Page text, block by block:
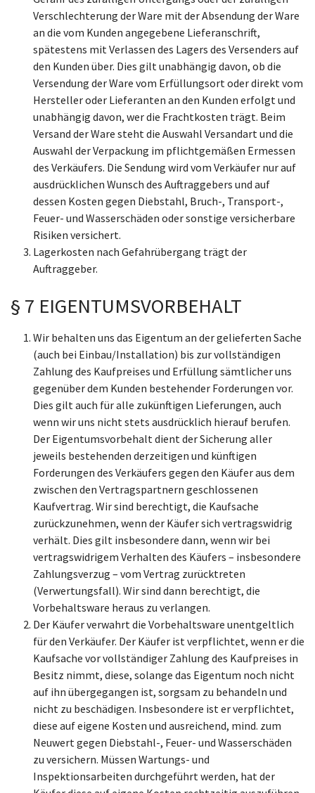
Verschlechterung der Ware mit der Absendung der Ware
an die vom Kunden angegebene Lieferanschrift,
spätestens mit Verlassen des Lagers des Versenders auf
den Kunden über. Dies gilt unabhängig davon, ob die
Versendung der Ware vom Erfüllungsort oder direkt vom
Hersteller oder Lieferanten an den Kunden erfolgt und
unabhängig davon, wer die Frachtkosten trägt. Beim
Versand der Ware steht die Auswahl Versandart und die
Auswahl der Verpackung im pflichtgemäßen Ermessen
des Verkäufers. Die Sendung wird vom Verkäufer nur auf
ausdrücklichen Wunsch des Auftraggebers und auf
dessen Kosten gegen Diebstahl, Bruch-, Transport-,
Feuer- und Wasserschäden oder sonstige versicherbare
Risiken versichert.
Lagerkosten nach Gefahrübergang trägt der
Auftraggeber.
§ 7 EIGENTUMSVORBEHALT
Wir behalten uns das Eigentum an der gelieferten Sache
(auch bei Einbau/Installation) bis zur vollständigen
Zahlung des Kaufpreises und Erfüllung sämtlicher uns
gegenüber dem Kunden bestehender Forderungen vor.
Dies gilt auch für alle zukünftigen Lieferungen, auch
wenn wir uns nicht stets ausdrücklich hierauf berufen.
Der Eigentumsvorbehalt dient der Sicherung aller
jeweils bestehenden derzeitigen und künftigen
Forderungen des Verkäufers gegen den Käufer aus dem
zwischen den Vertragspartnern geschlossenen
Kaufvertrag. Wir sind berechtigt, die Kaufsache
zurückzunehmen, wenn der Käufer sich vertragswidrig
verhält. Dies gilt insbesondere dann, wenn wir bei
vertragswidrigem Verhalten des Käufers – insbesondere
Zahlungsverzug – vom Vertrag zurücktreten
(Verwertungsfall). Wir sind dann berechtigt, die
Vorbehaltsware heraus zu verlangen.
Der Käufer verwahrt die Vorbehaltsware unentgeltlich
für den Verkäufer. Der Käufer ist verpflichtet, wenn er die
Kaufsache vor vollständiger Zahlung des Kaufpreises in
Besitz nimmt, diese, solange das Eigentum noch nicht
auf ihn übergegangen ist, sorgsam zu behandeln und
nicht zu beschädigen. Insbesondere ist er verpflichtet,
diese auf eigene Kosten und ausreichend, mind. zum
Neuwert gegen Diebstahl-, Feuer- und Wasserschäden
zu versichern. Müssen Wartungs- und
Inspektionsarbeiten durchgeführt werden, hat der